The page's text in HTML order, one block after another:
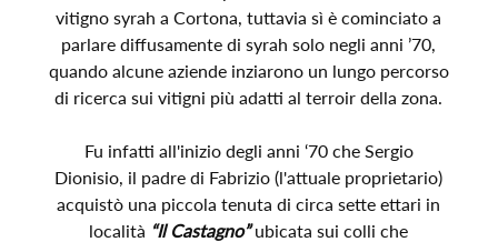
vitigno syrah a Cortona, tuttavia sì è cominciato a
parlare diffusamente di syrah solo negli anni ’70,
quando alcune aziende inziarono un lungo percorso
di ricerca sui vitigni più adatti al terroir della zona.
Fu infatti all'inizio degli anni ‘70 che Sergio
Dionisio, il padre di Fabrizio (l'attuale proprietario)
acquistò una piccola tenuta di circa sette ettari in
località “Il Castagno”ubicata sui colli che